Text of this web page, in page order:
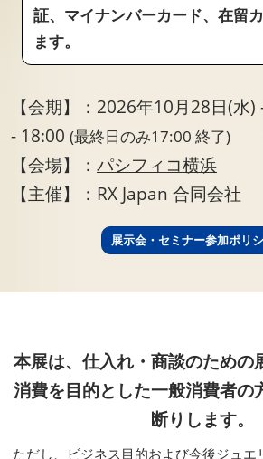
証、マイナンバーカード、在留
ます。
【会期】：2026年10月28日(水
- 18:00 (最終日のみ17:00 終了)
【会場】： パシフィコ横浜
【主催】：RX Japan 合同会社
展示会・セミナー参加ポリ
本展は、仕入れ・商談のための
消費を目的とした一般消費者の
断りします。
ただし、ビジネス目的および今後ジュエ